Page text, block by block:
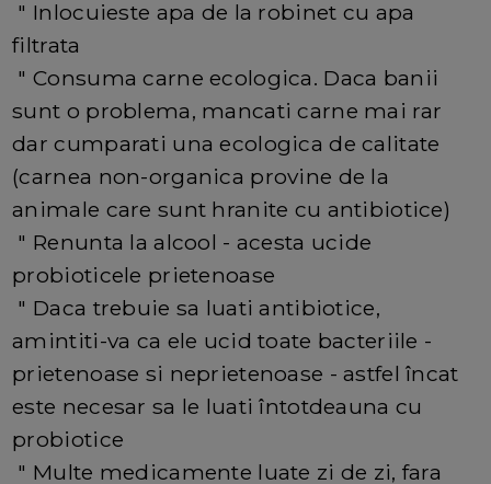
" Inlocuieste apa de la robinet cu apa
filtrata
" Consuma carne ecologica. Daca banii
sunt o problema, mancati carne mai rar
dar cumparati una ecologica de calitate
(carnea non-organica provine de la
animale care sunt hranite cu antibiotice)
" Renunta la alcool - acesta ucide
probioticele prietenoase
" Daca trebuie sa luati antibiotice,
amintiti-va ca ele ucid toate bacteriile -
prietenoase si neprietenoase - astfel încat
este necesar sa le luati întotdeauna cu
probiotice
" Multe medicamente luate zi de zi, fara